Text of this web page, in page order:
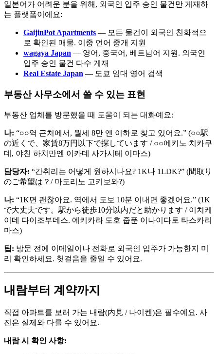
일본어가 어려운 분을 위해, 외국인 입주 승인 물건만 게재하
는 플랫폼이에요:
GaijinPot Apartments — 모든 물건이 외국인 친화적으
로 확인된 매물. 이중 언어 중개 지원
wagaya Japan — 영어, 중국어, 베트남어 지원. 외국인
입주 승인 물건 다수 게재
Real Estate Japan — 도쿄 임대 영어 검색
부동산 사무소에서 쓸 수 있는 표현
부동산 업체를 방문했을 때 도움이 되는 대화예요:
나: “○○역 근처에서, 월세 8만 엔 이하로 찾고 있어요.” (○○駅
の近くで、家賃8万円以下で探しています / ○○에키노 치카쿠
데, 야친 하치만엔 이카데 사가시테 이마스)
담당자: “간취리는 어떻게 원하시나요? 1K나 1LDK?” (間取り
のご希望は？/ 마도리노 고키보와?)
나: “1K면 괜찮아요. 역에서 도보 10분 이내면 좋겠어요.” (1K
で大丈夫です。駅から徒歩10分以内だと助かります / 이치케
이데 다이조부데스. 에키카라 도호 줍푼 이나이다토 타스카리
마스)
팁: 방문 전에 이메일이나 전화로 외국인 입주가 가능한지 미
리 확인하세요. 헛걸음을 줄일 수 있어요.
내람부터 계약까지
직접 아파트를 보러 가는 내람(内見 / 나이켄)은 필수예요. 사
진은 실제와 다를 수 있어요.
내람 시 확인 사항: